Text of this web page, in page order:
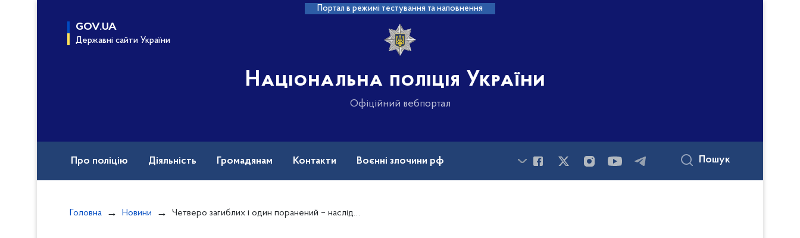
Портал в режимі тестування та наповнення
GOV.UA
Державні сайти України
Національна поліція України
Офіційний вебпортал
Про поліцію Діяльність Громадянам Контакти Воєнні злочини рф Пошук
Головна Новини Четверо загиблих і один поранений – наслідки російської агресії на Донеччині